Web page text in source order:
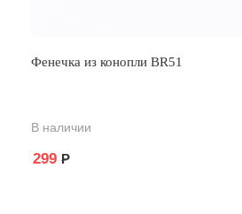
Фенечка из конопли BR51
В наличии
299 Р